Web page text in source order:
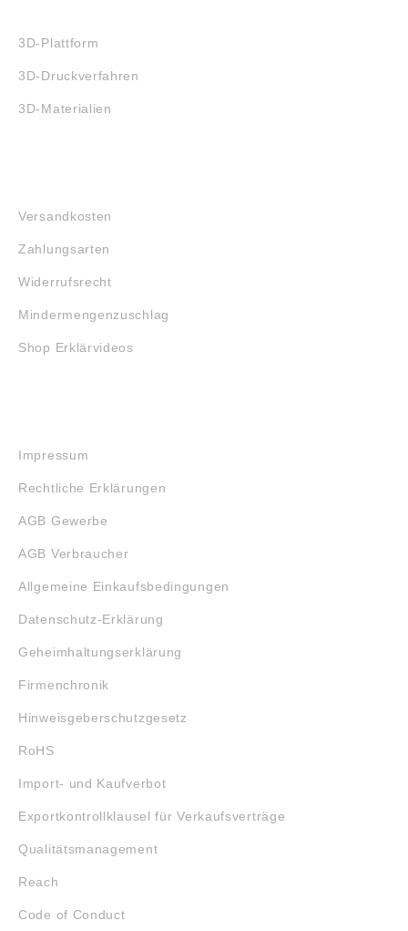
3D-Plattform
3D-Druckverfahren
3D-Materialien
Versandkosten
Zahlungsarten
Widerrufsrecht
Mindermengenzuschlag
Shop Erklärvideos
Impressum
Rechtliche Erklärungen
AGB Gewerbe
AGB Verbraucher
Allgemeine Einkaufsbedingungen
Datenschutz-Erklärung
Geheimhaltungserklärung
Firmenchronik
Hinweisgeberschutzgesetz
RoHS
Import- und Kaufverbot
Exportkontrollklausel für Verkaufsverträge
Qualitätsmanagement
Reach
Code of Conduct